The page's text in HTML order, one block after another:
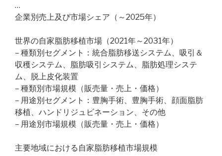
…
企業別売上及び市場シェア（～2025年）
世界の自家脂肪移植市場（2021年～2031年）
– 種類別セグメント：統合脂肪移送システム、吸引＆
収穫システム、脂肪吸引システム、脂肪処理システ
ム、脱上皮化装置
– 種類別市場規模（販売量・売上・価格）
– 用途別セグメント：豊胸手術、豊胸手術、顔面脂肪
移植、ハンドリジュビネーション、その他
– 用途別市場規模（販売量・売上・価格）
主要地域における自家脂肪移植市場規模